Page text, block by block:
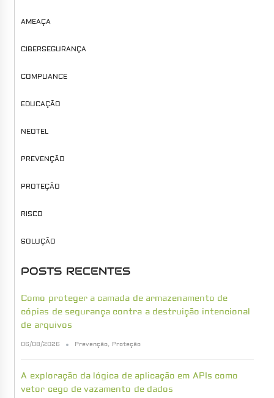
AMEAÇA
CIBERSEGURANÇA
COMPLIANCE
EDUCAÇÃO
NEOTEL
PREVENÇÃO
PROTEÇÃO
RISCO
SOLUÇÃO
POSTS RECENTES
Como proteger a camada de armazenamento de
cópias de segurança contra a destruição intencional
de arquivos
06/08/2026 Prevenção, Proteção
A exploração da lógica de aplicação em APIs como
vetor cego de vazamento de dados